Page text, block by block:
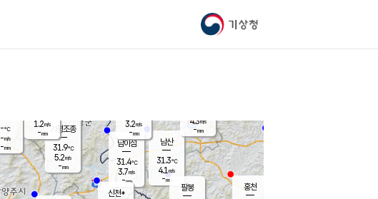
기상청
남이섬
31.4℃
3.7m/s
-mm
남산
31.3℃
4.1 m/s
-mm
팔봉
3.2m/s
-mm
가평조종
31.9℃
5.2m/s
-mm
-℃
-m/s
-mm
신천*
1.2m/s
-mm
홍천
4.3m/s
-mm